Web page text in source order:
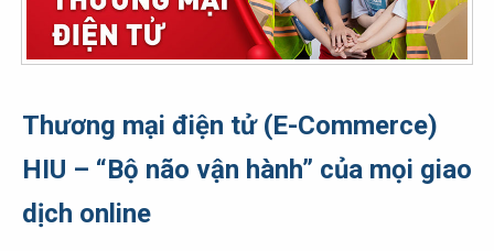
Thương mại điện tử (E-Commerce)
HIU – “Bộ não vận hành” của mọi giao
dịch online